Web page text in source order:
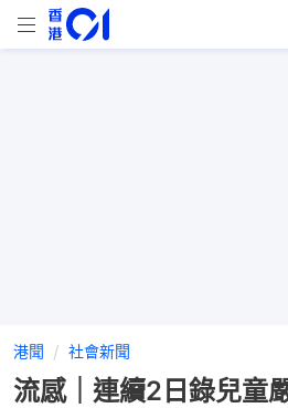
港聞 社會新聞
流感｜連續2日錄兒